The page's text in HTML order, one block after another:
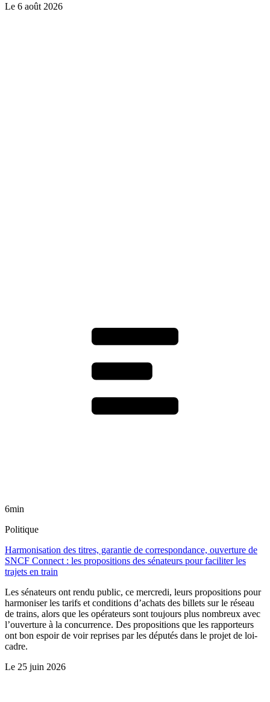
Le 6 août 2026
6min
Politique
Harmonisation des titres, garantie de correspondance, ouverture de
SNCF Connect : les propositions des sénateurs pour faciliter les
trajets en train
Les sénateurs ont rendu public, ce mercredi, leurs propositions pour
harmoniser les tarifs et conditions d’achats des billets sur le réseau
de trains, alors que les opérateurs sont toujours plus nombreux avec
l’ouverture à la concurrence. Des propositions que les rapporteurs
ont bon espoir de voir reprises par les députés dans le projet de loi-
cadre.
Le 25 juin 2026